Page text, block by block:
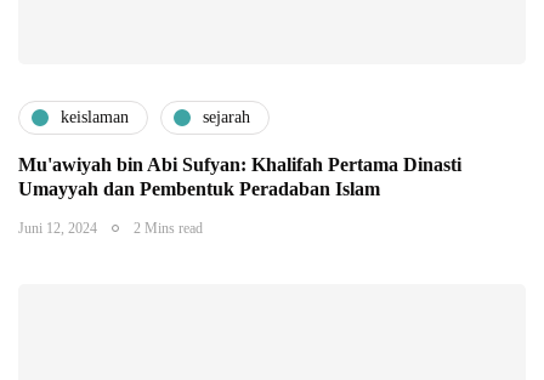
keislaman sejarah
Mu'awiyah bin Abi Sufyan: Khalifah Pertama Dinasti
Umayyah dan Pembentuk Peradaban Islam
Juni 12, 2024 2 Mins read